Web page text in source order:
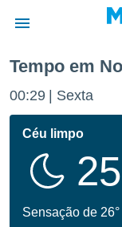
da
foi
fornecidas
a este
Tempo em
00:29 Sexta
Céu limpo
Sensação de 26°